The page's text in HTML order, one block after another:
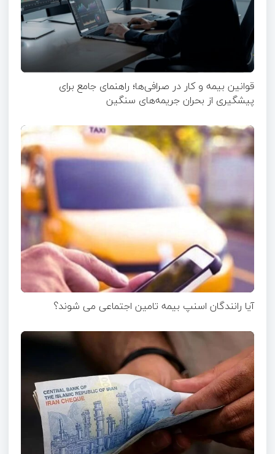
قوانین بیمه و کار در صرافی‌ها؛ راهنمای جامع برای
پیشگیری از بحران جریمه‌های سنگین
آیا رانندگان اسنپ بیمه تامین اجتماعی می شوند؟